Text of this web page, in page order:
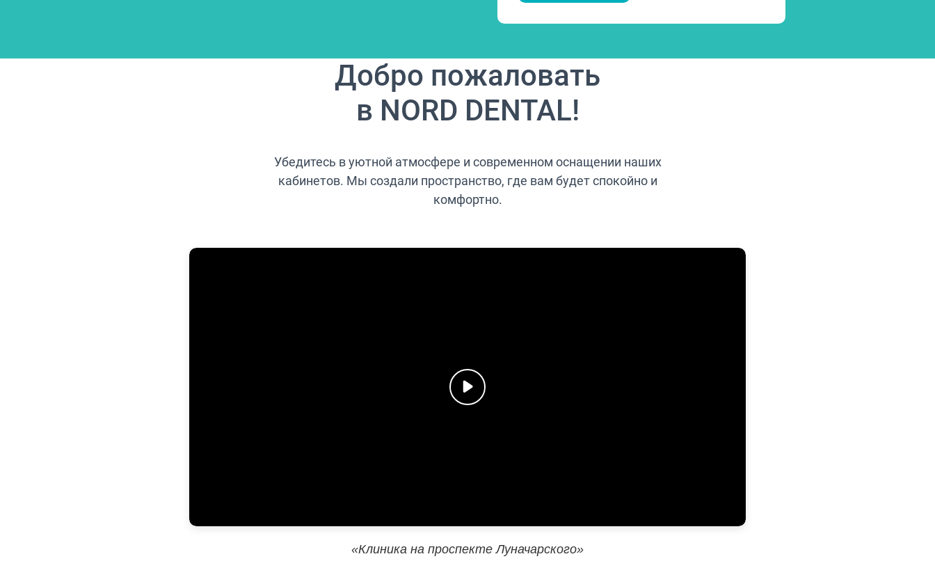
Добро пожаловать
в NORD DENTAL!
Убедитесь в уютной атмосфере и современном оснащении наших
кабинетов. Мы создали пространство, где вам будет спокойно и
комфортно.
«Клиника на проспекте Луначарского»